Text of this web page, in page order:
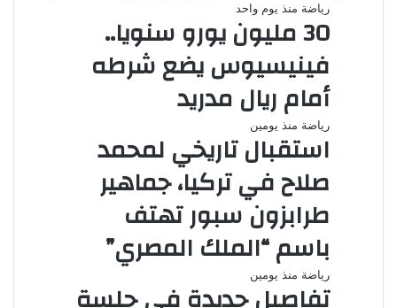
رياضة منذ يوم واحد
30 مليون يورو سنويا..
فينيسيوس يضع شرطه
أمام ريال مدريد
رياضة منذ يومين
استقبال تاريخي لمحمد
صلاح في تركيا، جماهير
طرابزون سبور تهتف
باسم “الملك المصري”
رياضة منذ يومين